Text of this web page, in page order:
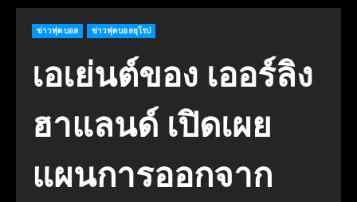
ข่าวฟุตบอล ข่าวฟุตบอลยุโรป
เอเย่นต์ของ เออร์ลิง
ฮาแลนด์ เปิดเผย
แผนการออกจาก